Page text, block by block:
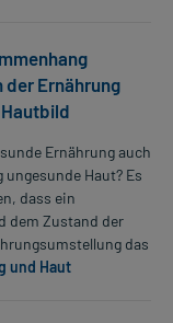
der Ernährung
Ernährung auch
ungesunde Haut? Es
dass ein
dem Zustand der
das
und Haut